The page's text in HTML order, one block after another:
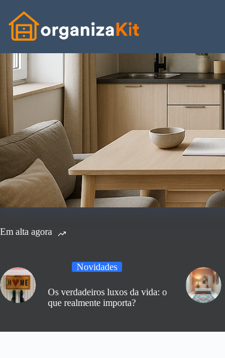
conteúdo
Em alta agora
Novidades
Os verdadeiros luxos da vida: o
que realmente importa?